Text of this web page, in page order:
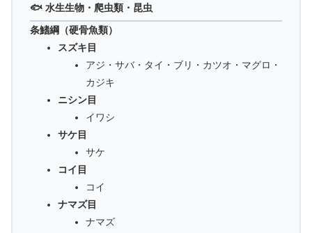
🐟 水生生物・爬虫類・昆虫
条鰭綱（硬骨魚類）
スズキ目
アジ・サバ・タイ・ブリ・カツオ・マグロ・
カジキ
ニシン目
イワシ
サケ目
サケ
コイ目
コイ
ナマズ目
ナマズ